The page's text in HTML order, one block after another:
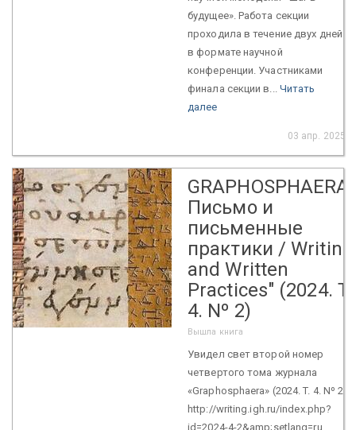
будущее». Работа секции
проходила в течение двух дней
в формате научной
конференции. Участниками
финала секции в... Читать
далее
03 апр. 2025
GRAPHOSPHAERA:
Письмо и
письменные
практики / Writing
and Written
Practices" (2024. T.
4. Nº 2)
Вышла книга
Увидел свет второй номер
четвертого тома журнала
«Graphosphaera» (2024. T. 4. Nº 2):
http://writing.igh.ru/index.php?
id=2024-4-2&amp;setlang=ru